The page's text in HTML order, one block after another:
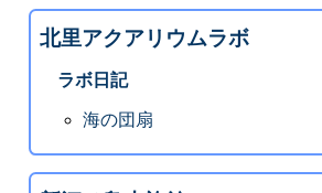
北里アクアリウムラボ
ラボ日記
海の団扇